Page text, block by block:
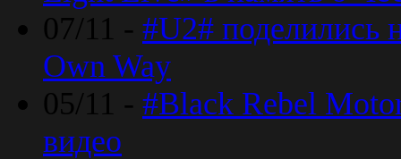
07/11 - #U2#
Own Way
05/11 - #Black Rebel
видео